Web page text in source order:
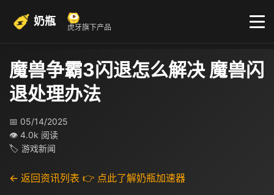
奶瓶 虎牙旗下产品
魔兽争霸3闪退怎么解决 魔兽闪
退处理办法
📅 05/14/2025
👁 4.0k 阅读
🏷 游戏新闻
← 返回资讯列表 👉 点此了解奶瓶加速器